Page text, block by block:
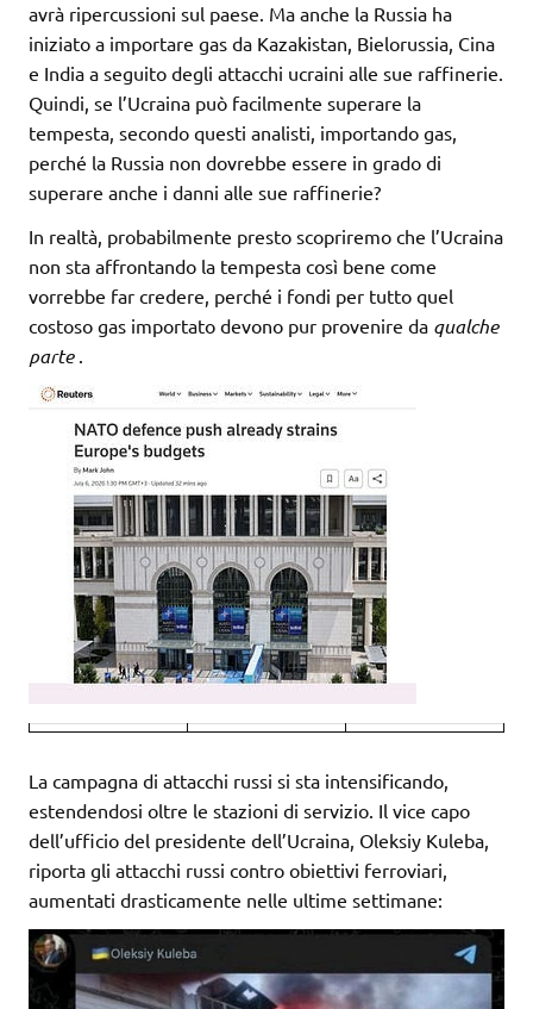
avrà ripercussioni sul paese. Ma anche la Russia ha
iniziato a importare gas da Kazakistan, Bielorussia, Cina
e India a seguito degli attacchi ucraini alle sue raffinerie.
Quindi, se l’Ucraina può facilmente superare la
tempesta, secondo questi analisti, importando gas,
perché la Russia non dovrebbe essere in grado di
superare anche i danni alle sue raffinerie?
In realtà, probabilmente presto scopriremo che l’Ucraina
non sta affrontando la tempesta così bene come
vorrebbe far credere, perché i fondi per tutto quel
costoso gas importato devono pur provenire da qualche
parte.
La campagna di attacchi russi si sta intensificando,
estendendosi oltre le stazioni di servizio. Il vice capo
dell’ufficio del presidente dell’Ucraina, Oleksiy Kuleba,
riporta gli attacchi russi contro obiettivi ferroviari,
aumentati drasticamente nelle ultime settimane: